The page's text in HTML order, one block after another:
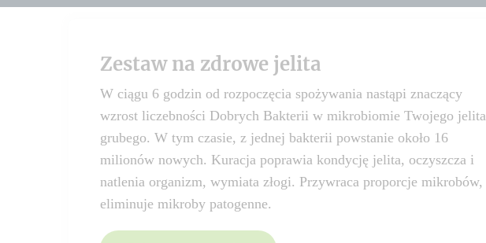
Zestaw na zdrowe jelita
W ciągu 6 godzin od rozpoczęcia spożywania nastąpi znaczący
wzrost liczebności Dobrych Bakterii w mikrobiomie Twojego jelita
grubego. W tym czasie, z jednej bakterii powstanie około 16
milionów nowych. Kuracja poprawia kondycję jelita, oczyszcza i
natlenia organizm, wymiata złogi. Przywraca proporcje mikrobów,
eliminuje mikroby patogenne.